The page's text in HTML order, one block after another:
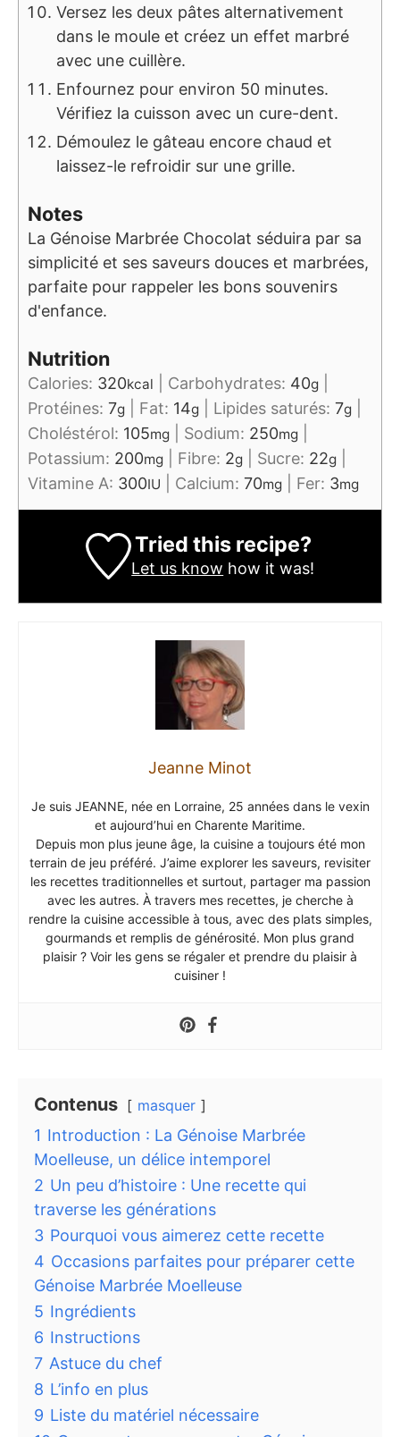
Versez les deux pâtes alternativement
dans le moule et créez un effet marbré
avec une cuillère.
Enfournez pour environ 50 minutes.
Vérifiez la cuisson avec un cure-dent.
Démoulez le gâteau encore chaud et
laissez-le refroidir sur une grille.
Notes
La Génoise Marbrée Chocolat séduira par sa
simplicité et ses saveurs douces et marbrées,
parfaite pour rappeler les bons souvenirs
d'enfance.
Nutrition
Calories: 320kcal Carbohydrates: 40g
Protéines: 7g Fat: 14g Lipides saturés: 7g
Choléstérol: 105mg Sodium: 250mg
Potassium: 200mg Fibre: 2g Sucre: 22g
Vitamine A: 300IU Calcium: 70mg Fer: 3mg
Tried this recipe?
Let us know how it was!
Jeanne Minot
Je suis JEANNE, née en Lorraine, 25 années dans le vexin
et aujourd’hui en Charente Maritime.
Depuis mon plus jeune âge, la cuisine a toujours été mon
terrain de jeu préféré. J’aime explorer les saveurs, revisiter
les recettes traditionnelles et surtout, partager ma passion
avec les autres. À travers mes recettes, je cherche à
rendre la cuisine accessible à tous, avec des plats simples,
gourmands et remplis de générosité. Mon plus grand
plaisir ? Voir les gens se régaler et prendre du plaisir à
cuisiner !
Contenus masquer
1 Introduction : La Génoise Marbrée
Moelleuse, un délice intemporel
2 Un peu d’histoire : Une recette qui
traverse les générations
3 Pourquoi vous aimerez cette recette
4 Occasions parfaites pour préparer cette
Génoise Marbrée Moelleuse
5 Ingrédients
6 Instructions
7 Astuce du chef
8 L’info en plus
9 Liste du matériel nécessaire